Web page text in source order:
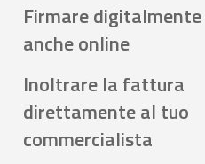
Firmare digitalmente
anche online
Inoltrare la fattura
direttamente al tuo
commercialista